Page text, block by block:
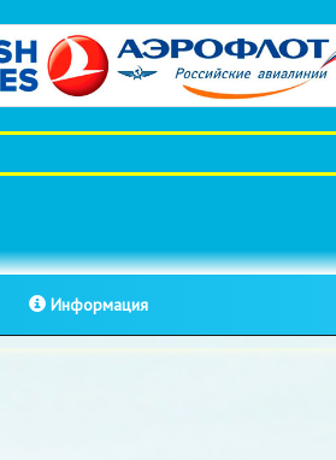
Информация